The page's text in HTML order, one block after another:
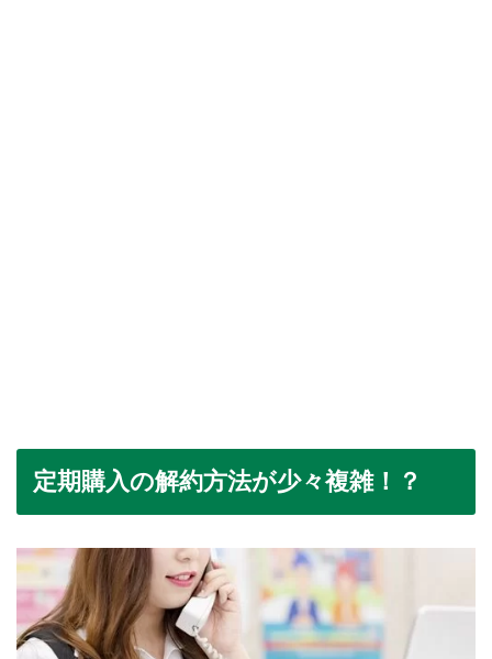
定期購入の解約方法が少々複雑！？